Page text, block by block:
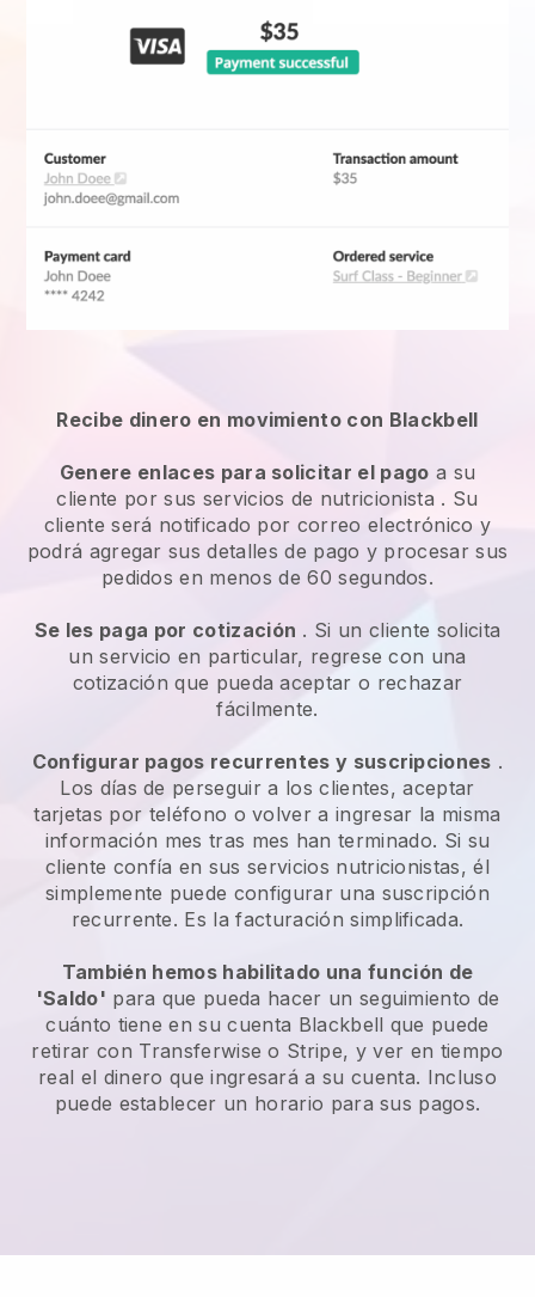
Recibe dinero en movimiento con Blackbell
Genere enlaces para solicitar el pago a su
cliente por sus servicios de nutricionista . Su
cliente será notificado por correo electrónico y
podrá agregar sus detalles de pago y procesar sus
pedidos en menos de 60 segundos.
Se les paga por cotización . Si un cliente solicita
un servicio en particular, regrese con una
cotización que pueda aceptar o rechazar
fácilmente.
Configurar pagos recurrentes y suscripciones .
Los días de perseguir a los clientes, aceptar
tarjetas por teléfono o volver a ingresar la misma
información mes tras mes han terminado. Si su
cliente confía en sus servicios nutricionistas, él
simplemente puede configurar una suscripción
recurrente. Es la facturación simplificada.
También hemos habilitado una función de
'Saldo' para que pueda hacer un seguimiento de
cuánto tiene en su cuenta Blackbell que puede
retirar con Transferwise o Stripe, y ver en tiempo
real el dinero que ingresará a su cuenta. Incluso
puede establecer un horario para sus pagos.